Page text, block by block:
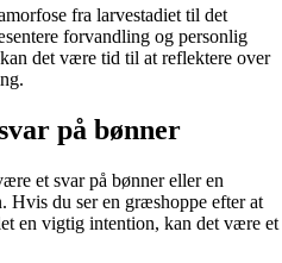
fra larvestadiet til det
forvandling og personlig
det være tid til at reflektere over
på bønner
et svar på bønner eller en
du ser en græshoppe efter at
en vigtig intention, kan det være et